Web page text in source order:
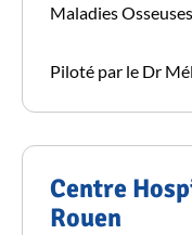
Maladies
Piloté par le Dr
Centre
Rouen